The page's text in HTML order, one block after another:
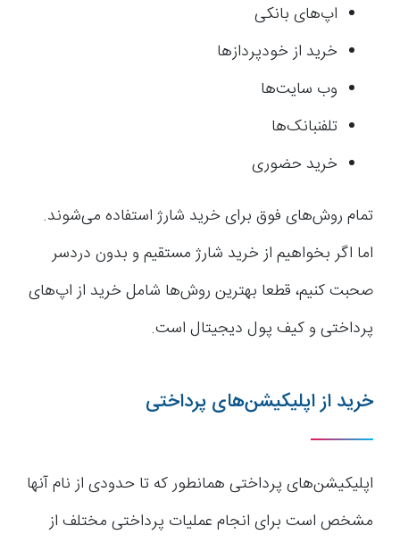
اپ‌های بانکی
خرید از خودپردازها
وب سایت‌ها
تلفنبانک‌ها
خرید حضوری
تمام روش‌های فوق برای خرید شارژ استفاده می‌شوند.
اما اگر بخواهیم از خرید شارژ مستقیم و بدون دردسر
صحبت کنیم، قطعا بهترین روش‌ها شامل خرید از اپ‌های
پرداختی و کیف پول دیجیتال است.
خرید از اپلیکیشن‌های پرداختی
اپلیکیشن‌های پرداختی همانطور که تا حدودی از نام آنها
مشخص است برای انجام عملیات پرداختی مختلف از